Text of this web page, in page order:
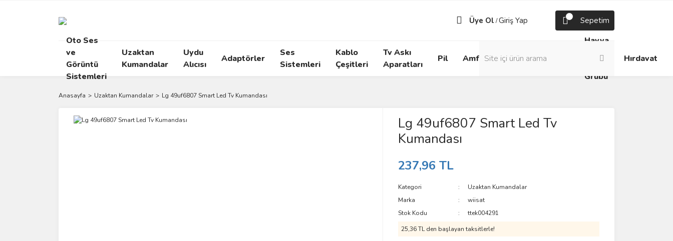
Üye Ol /Giriş Yap Sepetim
Oto Ses
ve
Görüntü
Sistemleri
Uzaktan
Kumandalar
Uydu
Alıcısı
Adaptörler
Ses
Sistemleri
Kablo
Çeşitleri
Tv Askı
Aparatları
Pil Amfi
Box
Prizler
Havya
Lehim
Grubu
Hırdavat
Anasayfa Uzaktan Kumandalar Lg 49uf6807 Smart Led Tv Kumandası
Lg 49uf6807 Smart Led Tv
Kumandası
237,96 TL
Kategori
Uzaktan Kumandalar
Marka
wiisat
Stok Kodu
ttek004291
25,36 TL den başlayan taksitlerle!